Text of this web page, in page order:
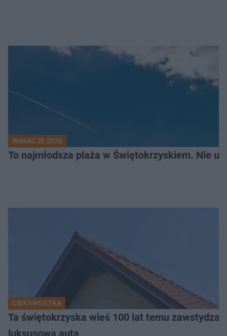
WAKACJE 2026
To najmłodsza plaża w Świętokrzyskiem. Nie
CIEKAWOSTKA
Ta świętokrzyska wieś 100 lat temu
luksusowa auta